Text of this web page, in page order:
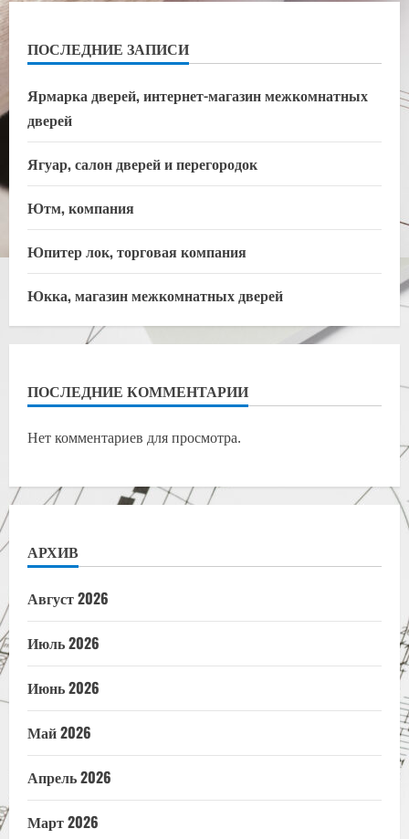
ПОСЛЕДНИЕ ЗАПИСИ
Ярмарка дверей, интернет-магазин межкомнатных
дверей
Ягуар, салон дверей и перегородок
Ютм, компания
Юпитер лок, торговая компания
Юкка, магазин межкомнатных дверей
ПОСЛЕДНИЕ КОММЕНТАРИИ
Нет комментариев для просмотра.
АРХИВ
Август 2026
Июль 2026
Июнь 2026
Май 2026
Апрель 2026
Март 2026